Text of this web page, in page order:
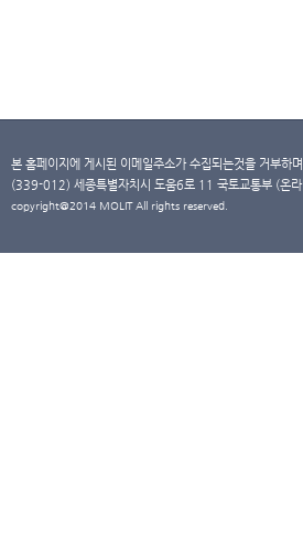
본 홈페이지에 게시된 이메일주소가 수집되는것을 거부하
(339-012) 세종특별자치시 도움6로 11 국토교통부 (
copyright@2014 MOLIT All rights reserved.